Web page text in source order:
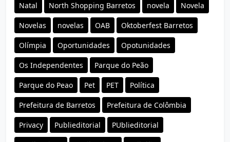
Natal North Shopping Barretos novela Novela
Novelas novelas OAB Oktoberfest Barretos
Olímpia Oportunidades Opotunidades
Os Independentes Parque do Peão
Parque do Peao Pet PET Política
Prefeitura de Barretos Prefeitura de Colômbia
Privacy Publieditorial PUblieditorial